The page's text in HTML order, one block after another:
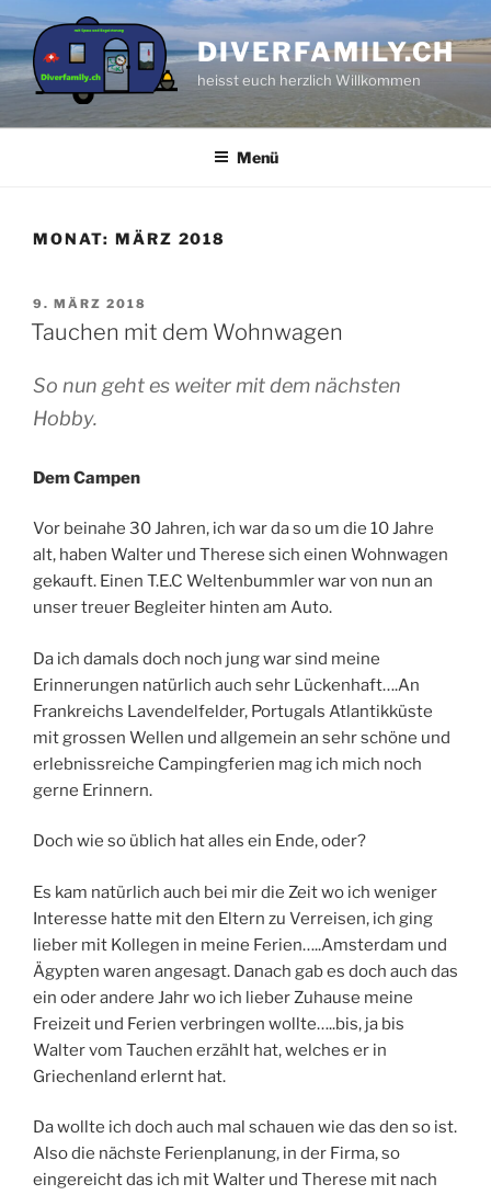
Zum
Inhalt
springen
DIVERFAMILY.CH
heisst euch herzlich Willkommen
Menü
MONAT: MÄRZ 2018
VERÖFFENTLICHT
AM
9. MÄRZ 2018
Tauchen mit dem Wohnwagen
So nun geht es weiter mit dem nächsten
Hobby.
Dem Campen
Vor beinahe 30 Jahren, ich war da so um die 10 Jahre
alt, haben Walter und Therese sich einen Wohnwagen
gekauft. Einen T.E.C Weltenbummler war von nun an
unser treuer Begleiter hinten am Auto.
Da ich damals doch noch jung war sind meine
Erinnerungen natürlich auch sehr Lückenhaft….An
Frankreichs Lavendelfelder, Portugals Atlantikküste
mit grossen Wellen und allgemein an sehr schöne und
erlebnissreiche Campingferien mag ich mich noch
gerne Erinnern.
Doch wie so üblich hat alles ein Ende, oder?
Es kam natürlich auch bei mir die Zeit wo ich weniger
Interesse hatte mit den Eltern zu Verreisen, ich ging
lieber mit Kollegen in meine Ferien…..Amsterdam und
Ägypten waren angesagt. Danach gab es doch auch das
ein oder andere Jahr wo ich lieber Zuhause meine
Freizeit und Ferien verbringen wollte…..bis, ja bis
Walter vom Tauchen erzählt hat, welches er in
Griechenland erlernt hat.
Da wollte ich doch auch mal schauen wie das den so ist.
Also die nächste Ferienplanung, in der Firma, so
eingereicht das ich mit Walter und Therese mit nach